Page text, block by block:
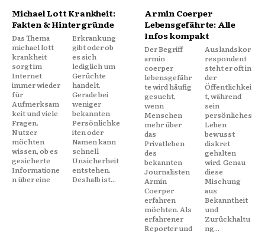
Michael Lott Krankheit:
Fakten & Hintergründe
Das Thema
michael lott
krankheit
sorgt im
Internet
immer wieder
für
Aufmerksam
keit und viele
Fragen.
Nutzer
möchten
wissen, ob es
gesicherte
Informatione
n über eine
Erkrankung
gibt oder ob
es sich
lediglich um
Gerüchte
handelt.
Gerade bei
weniger
bekannten
Persönlichke
iten oder
Namen kann
schnell
Unsicherheit
entstehen.
Deshalb ist...
Armin Coerper
Lebensgefährte: Alle
Infos kompakt
Der Begriff
armin
coerper
lebensgefähr
te wird häufig
gesucht,
wenn
Menschen
mehr über
das
Privatleben
des
bekannten
Journalisten
Armin
Coerper
erfahren
möchten. Als
erfahrener
Reporter und
Auslandskor
respondent
steht er oft in
der
Öffentlichkei
t, während
sein
persönliches
Leben
bewusst
diskret
gehalten
wird. Genau
diese
Mischung
aus
Bekanntheit
und
Zurückhaltu
ng...